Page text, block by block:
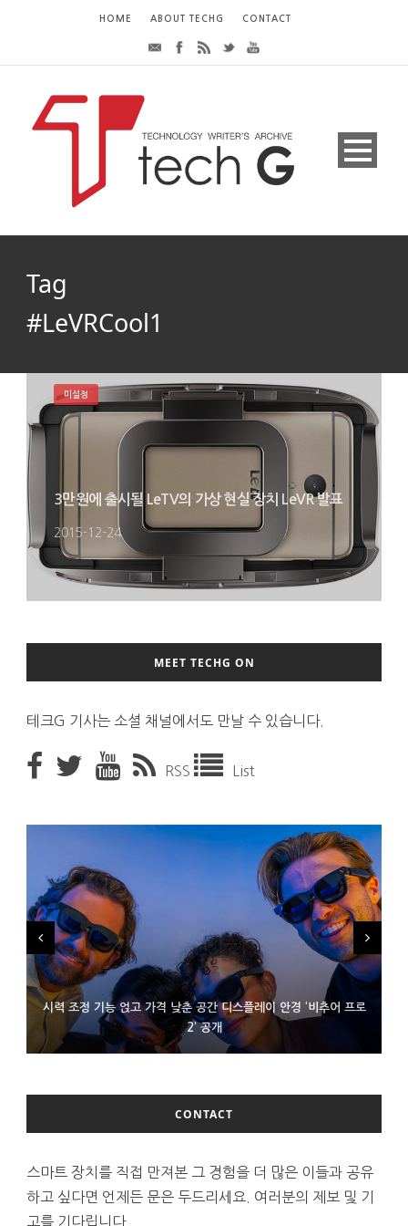
HOME ABOUT TECHG CONTACT
Tag
#LeVRCool1
3만원에 출시될 LeTV의 가상 현실 장치 LeVR 발표
2015-12-24
미설정
MEET TECHG ON
테크G 기사는 소셜 채널에서도 만날 수 있습니다.
RSS List
시력 조정 기능 얹고 가격 낮춘 공간 디스플레이 안경 ‘비추어 프로
2’ 공개
D램 부족에 10억달러어치 아이폰18 프로세서 패키징 대기 중
300~400달러 반지형 스피커 준비하는 오픈AI
CONTACT
스마트 장치를 직접 만져본 그 경험을 더 많은 이들과 공유
하고 싶다면 언제든 문은 두드리세요. 여러분의 제보 및 기
고를 기다립니다.